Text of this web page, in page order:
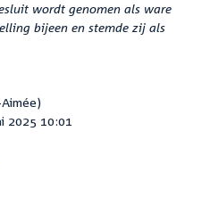
wordt genomen als ware
bijeen en stemde zij als
2025 10:01